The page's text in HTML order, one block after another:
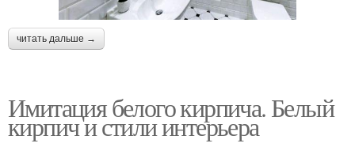
читать дальше →
Имитация белого кирпича. Белый
кирпич и стили интерьера